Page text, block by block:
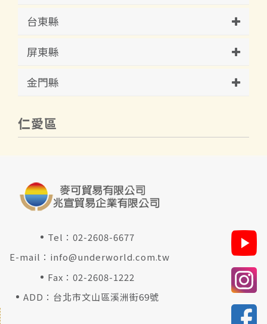
台東縣
屏東縣
金門縣
仁愛區
Tel：02-2608-6677
E-mail： info@underworld.com.tw
Fax：02-2608-1222
ADD：台北市文山區溪洲街69號